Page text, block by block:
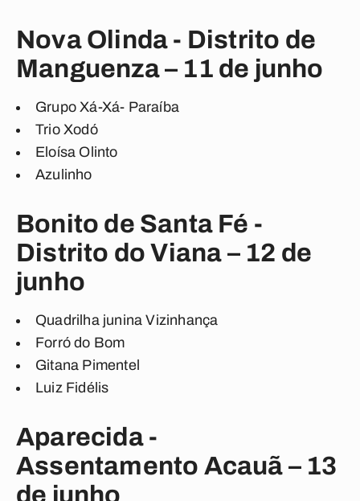
Nova Olinda - Distrito de
Manguenza – 11 de junho
Grupo Xá-Xá- Paraíba
Trio Xodó
Eloísa Olinto
Azulinho
Bonito de Santa Fé -
Distrito do Viana – 12 de
junho
Quadrilha junina Vizinhança
Forró do Bom
Gitana Pimentel
Luiz Fidélis
Aparecida -
Assentamento Acauã – 13
de junho